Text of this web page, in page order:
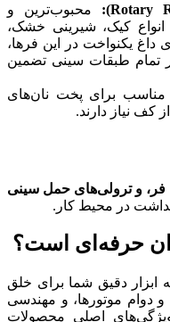
محبوب‌ترین و
انواع کیک، شیرینی خشک،
یکنواخت در این فرها،
تمام طبقات سینی تضمین
مناسب برای پخت نان‌های
نیاز دارند.
فر، و ترولی‌های حمل سینی
در محیط کار.
حرفه‌ای است؟
ابزار دقیق شما برای خلق
دوام موتورها، و مهندسی
اصلی محصولات